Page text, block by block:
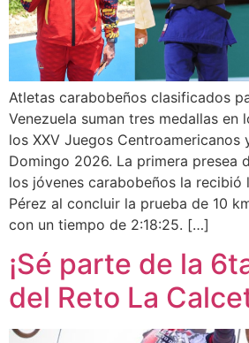
Atletas carabobeños clasificados
Venezuela suman tres medallas en
los XXV Juegos Centroamericanos
Domingo 2026. La primera presea
los jóvenes carabobeños la recibió
Pérez al concluir la prueba de 10
con un tiempo de 2:18:25. […]
¡Sé parte de la
del Reto La